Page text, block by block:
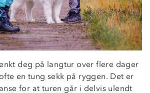
deg på langtur over flere dager
en tung sekk på ryggen. Det er
for at turen går i delvis ulendt